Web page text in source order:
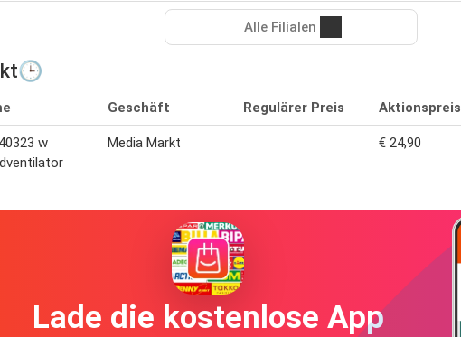
Alle Filialen
Geschäft Regulärer Preis Aktionspreis
w
Media Markt € 24,90
Lade die kostenlose App